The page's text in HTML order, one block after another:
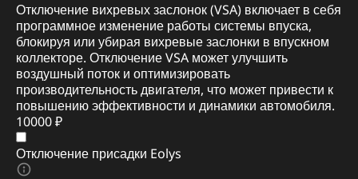
Отключение вихревых заслонок (VSA) включает в себя
программное изменение работы системы впуска,
блокируя или убирая вихревые заслонки в впускном
коллекторе. Отключение VSA может улучшить
воздушный поток и оптимизировать
производительность двигателя, что может привести к
повышению эффективности и динамики автомобиля.
10000 ₽
Отключение присадки Eolys